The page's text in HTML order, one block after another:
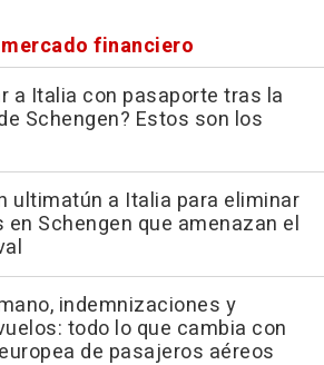
financiero
a Italia con pasaporte tras la
Schengen? Estos son los
ultimatún a Italia para eliminar
Schengen que amenazan el
indemnizaciones y
todo lo que cambia con
de pasajeros aéreos